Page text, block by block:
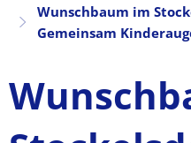
Wunschbaum im
Gemeinsam